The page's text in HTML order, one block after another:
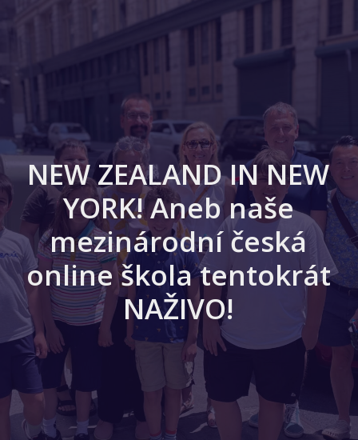
NEW ZEALAND IN NEW
YORK! Aneb naše
mezinárodní česká
online škola tentokrát
NAŽIVO!